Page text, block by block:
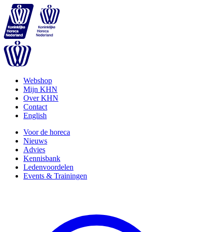
Webshop
Mijn KHN
Over KHN
Contact
English
Voor de horeca
Nieuws
Advies
Kennisbank
Ledenvoordelen
Events & Trainingen